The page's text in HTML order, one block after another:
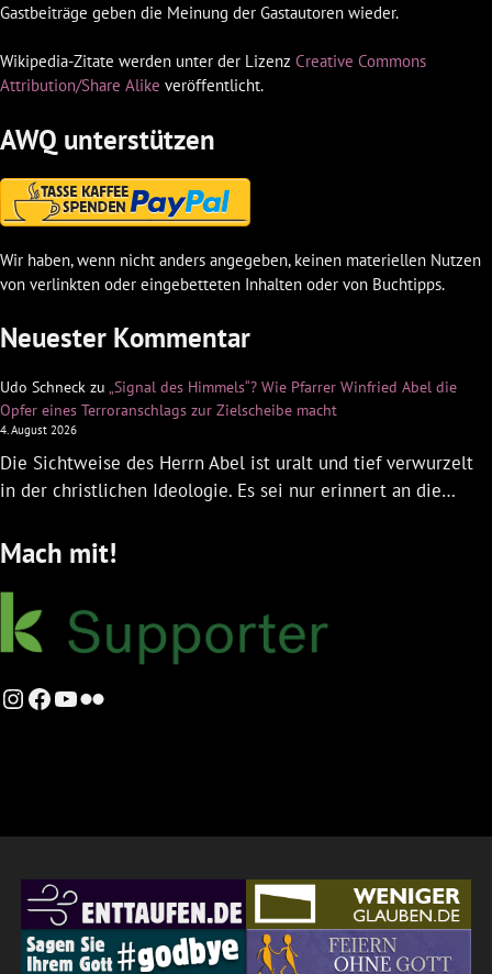
Gastbeiträge geben die Meinung der Gastautoren wieder.
Wikipedia-Zitate werden unter der Lizenz Creative Commons
Attribution/Share Alike veröffentlicht.
AWQ unterstützen
Wir haben, wenn nicht anders angegeben, keinen materiellen Nutzen
von verlinkten oder eingebetteten Inhalten oder von Buchtipps.
Neuester Kommentar
Udo Schneck zu „Signal des Himmels“? Wie Pfarrer Winfried Abel die
Opfer eines Terroranschlags zur Zielscheibe macht
4. August 2026
Die Sichtweise des Herrn Abel ist uralt und tief verwurzelt
in der christlichen Ideologie. Es sei nur erinnert an die…
Mach mit!
Instagram
Facebook
YouTube
Flickr